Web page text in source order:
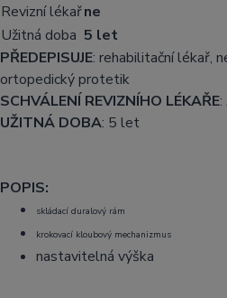
Revizní lékařne
Užitná doba 5 let
PŘEDEPISUJE: rehabilitační lékař,
ortopedický protetik
SCHVÁLENÍ REVIZNÍHO LÉKAŘE:
UŽITNÁ DOBA: 5 let
POPIS:
skládací duralový rám
krokovací kloubový mechanizmus
nastavitelná výška